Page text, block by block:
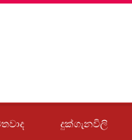
දුක්ගැනවිලි